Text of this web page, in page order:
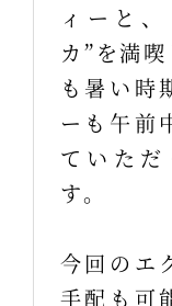
ィーと
カ”を満
も暑い時
ーも午前
ていた
す。
今回のエ
手配も可